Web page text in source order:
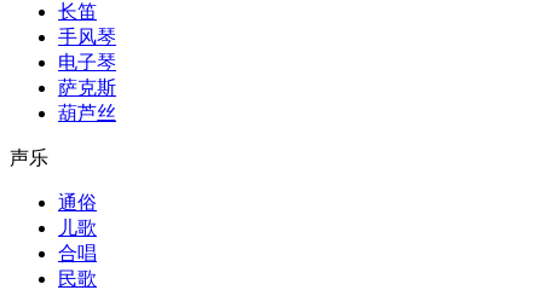
长笛
手风琴
电子琴
萨克斯
葫芦丝
声乐
通俗
儿歌
合唱
民歌